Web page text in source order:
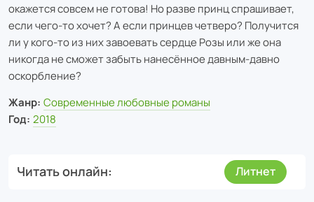
окажется совсем не готова! Но разве принц спрашивает,
если чего-то хочет? А если принцев четверо? Получится
ли у кого-то из них завоевать сердце Розы или же она
никогда не сможет забыть нанесённое давным-давно
оскорбление?
Жанр: Современные любовные романы
Год: 2018
Читать онлайн Литнет